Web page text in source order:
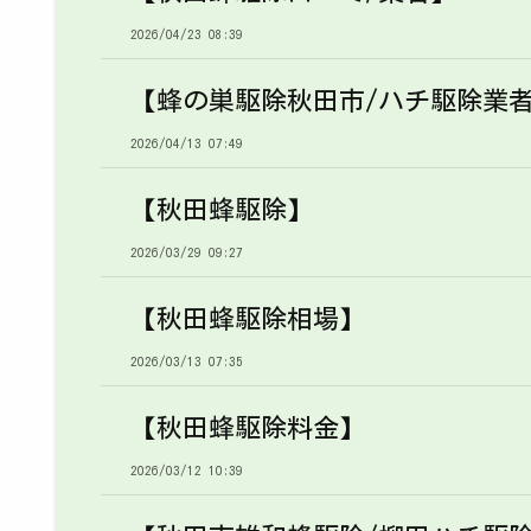
2026/04/23 08:39
【蜂の巣駆除秋田市/ハチ駆除業
2026/04/13 07:49
【秋田蜂駆除】
2026/03/29 09:27
【秋田蜂駆除相場】
2026/03/13 07:35
【秋田蜂駆除料金】
2026/03/12 10:39